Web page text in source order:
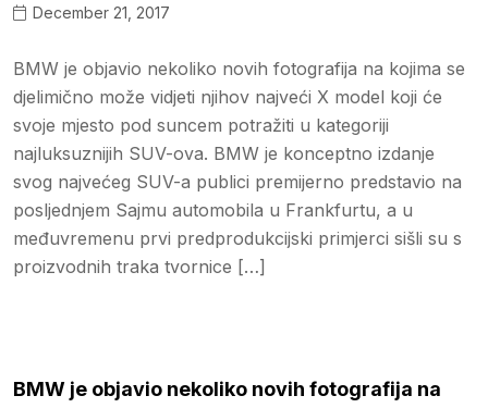
December 21, 2017
BMW je objavio nekoliko novih fotografija na kojima se
djelimično može vidjeti njihov najveći X model koji će
svoje mjesto pod suncem potražiti u kategoriji
najluksuznijih SUV-ova. BMW je konceptno izdanje
svog najvećeg SUV-a publici premijerno predstavio na
posljednjem Sajmu automobila u Frankfurtu, a u
međuvremenu prvi predprodukcijski primjerci sišli su s
proizvodnih traka tvornice […]
BMW je objavio nekoliko novih fotografija na